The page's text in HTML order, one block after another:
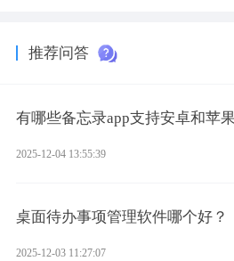
推荐问答
有哪些备忘录app支持安卓和苹
2025-12-04 13:55:39
桌面待办事项管理软件哪个好？
2025-12-03 11:27:07